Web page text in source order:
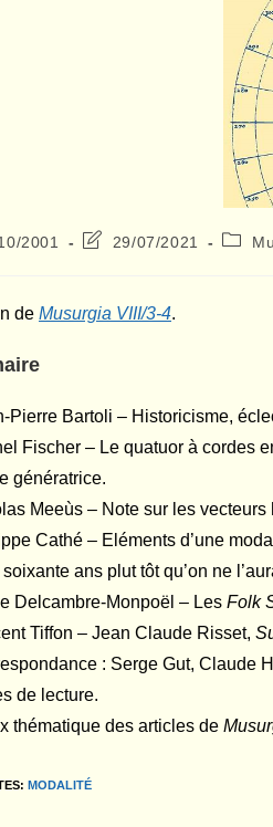
2001
Dernière
publication :
29/07/2021
Post
de Musurgia VIII/3-4.
Pierre Bartoli – Historicisme,
Fischer – Le quatuor à cordes
génératrice.
Meeùs – Note sur les vecteurs
Cathé – Eléments d’une
ans plut tôt qu’on ne
Delcambre-Monpoël – Les Folk
Tiffon – Jean Claude Risset,
: Serge Gut, Claude
de lecture.
thématique des articles de
: MODALITÉ